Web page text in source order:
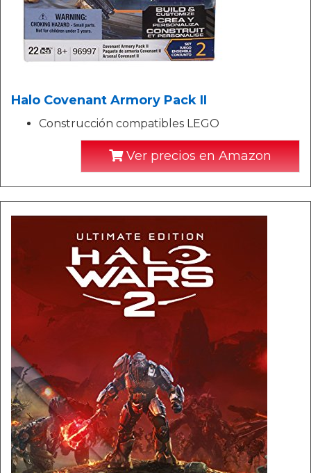
Halo Covenant Armory Pack II
Construcción compatibles LEGO
Ver precios en Amazon